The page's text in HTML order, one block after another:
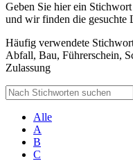
Geben Sie hier ein
und wir finden die gesuchte
Häufig verwendete
Abfall, Bau, Führerschein,
Zulassung
Alle
A
B
C